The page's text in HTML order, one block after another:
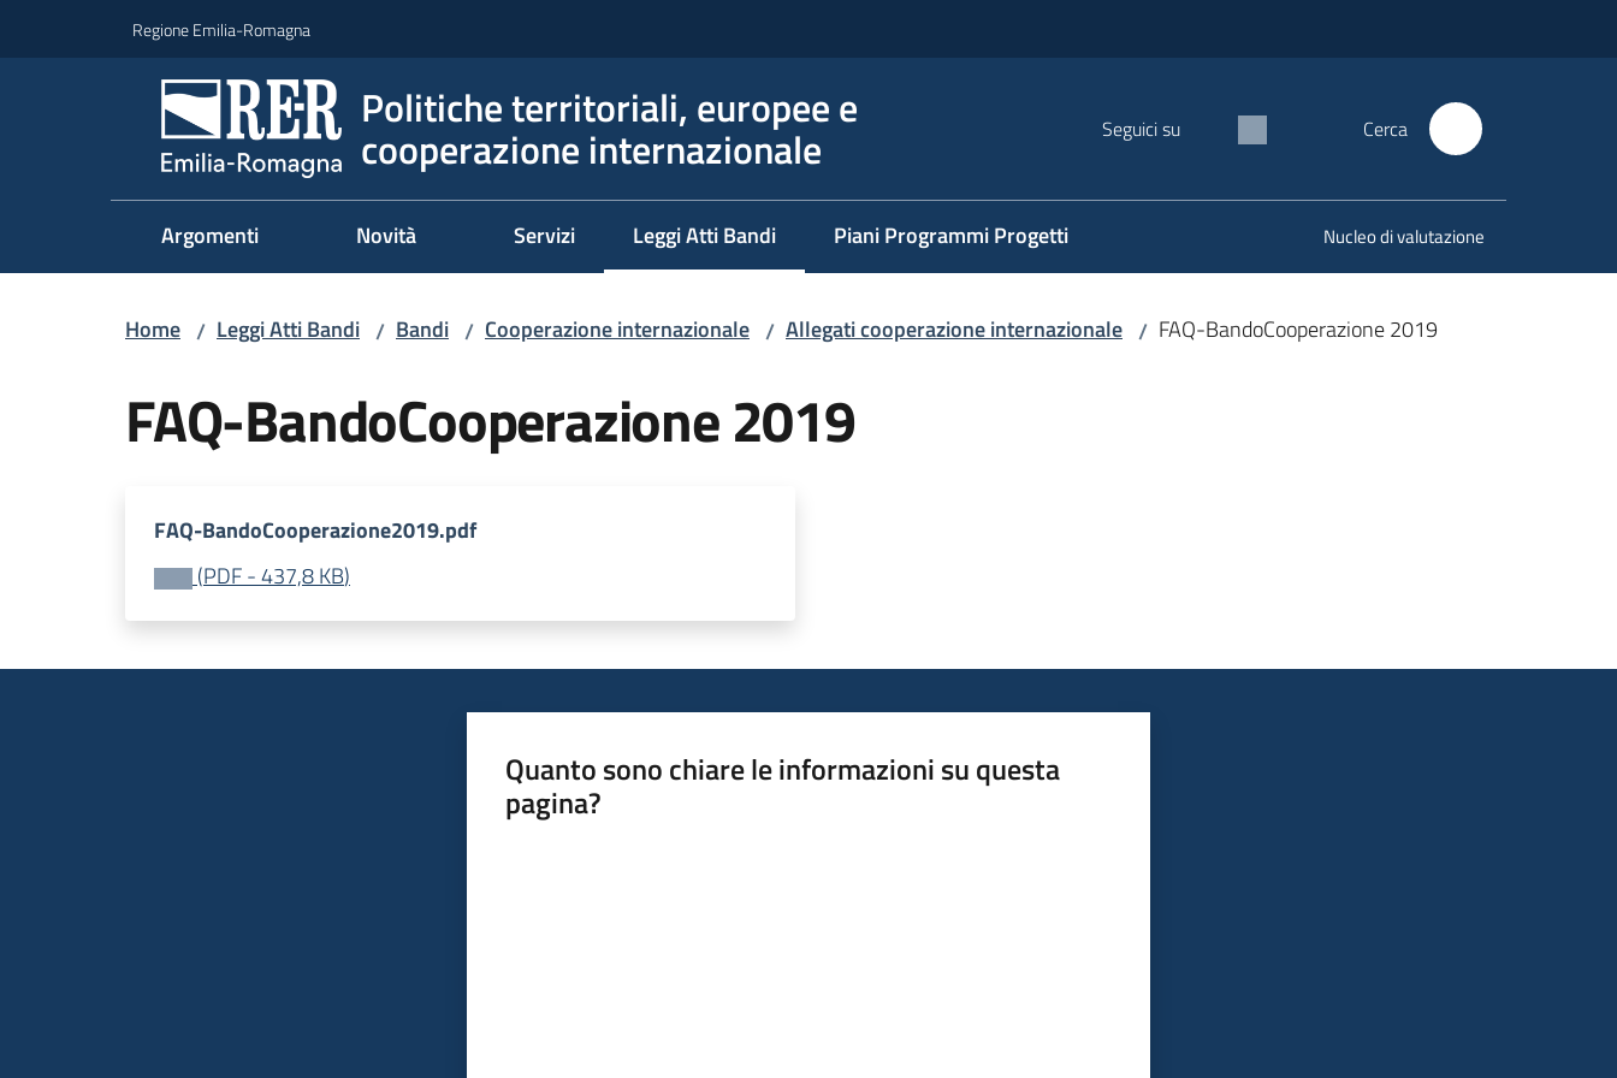
Regione Emilia-Romagna
Politiche territoriali, europee e
cooperazione internazionale Seguici su Cerca
Argomenti Novità Servizi Leggi Atti Bandi
Menu selezionato Piani Programmi Progetti Nucleo di valutazione
Home / Leggi Atti Bandi / Bandi / Cooperazione internazionale / Allegati cooperazione internazionale / FAQ-BandoCooperazione 2019
FAQ-BandoCooperazione 2019
FAQ-BandoCooperazione2019.pdf
(PDF-437,8 KB)
Quanto sono chiare le informazioni su questa
pagina?